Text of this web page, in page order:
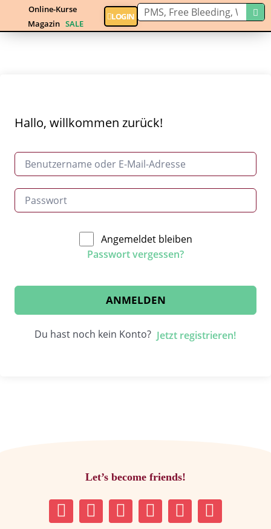
Online-Kurse
Magazin SALE
LOGIN
Hallo, willkommen zurück!
Angemeldet bleiben
Passwort vergessen?
ANMELDEN
Du hast noch kein Konto? Jetzt registrieren!
Let’s become friends!